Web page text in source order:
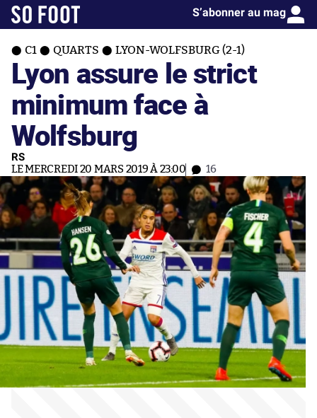
S’abonner au mag
C1 QUARTS LYON-WOLFSBURG (2-1)
Lyon assure le strict
minimum face à
Wolfsburg
RS
LE MERCREDI 20 MARS 2019 À 23:00 16